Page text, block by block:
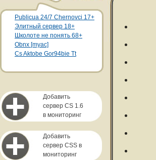
Publicua 24/7 Chernovci 17+
Элитный сервер 18+
Школоте не понять 68+
Obnx [myac]
Cs Aktobe Gor94bie Tt
Добавить
сервер CS 1.6
в мониторинг
Добавить
сервер CSS в
мониторинг